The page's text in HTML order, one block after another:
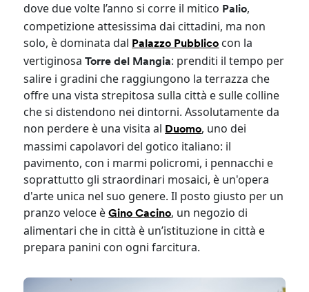
dove due volte l’anno si corre il mitico Palio,
competizione attesissima dai cittadini, ma non
solo, è dominata dal Palazzo Pubblico con la
vertiginosaTorre del Mangia: prenditi il tempo per
salire i gradini che raggiungono la terrazza che
offre una vista strepitosa sulla città e sulle colline
che si distendono nei dintorni. Assolutamente da
non perdere è una visita al Duomo, uno dei
massimi capolavori del gotico italiano: il
pavimento, con i marmi policromi, i pennacchi e
soprattutto gli straordinari mosaici, è un'opera
d'arte unica nel suo genere. Il posto giusto per un
pranzo veloce èGino Cacino, un negozio di
alimentari che in città è un’istituzione in città e
prepara panini con ogni farcitura.